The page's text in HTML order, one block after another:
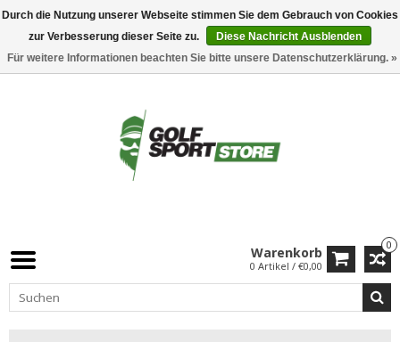
0
Warenkorb
0 Artikel / €0,00
Durch die Nutzung unserer Webseite stimmen Sie dem Gebrauch von Cookies
zur Verbesserung dieser Seite zu.
Diese Nachricht Ausblenden
Für weitere Informationen beachten Sie bitte unsere Datenschutzerklärung. »